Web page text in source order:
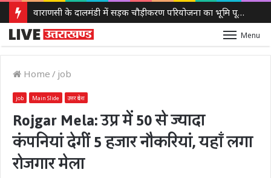
वाराणसी के दालमंडी में सड़क चौड़ीकरण परियोजना का भूमि पूजन, ₹221 करोड़ की लागत से बदलेगा इलाके का स्वरूप
Menu
Home / job
job Main Slide उत्तर प्रदेश
Rojgar Mela: उप्र में 50 से ज्यादा
कंपनियां देगीं 5 हजार नौकरियां, यहाँ लगा
रोजगार मेला